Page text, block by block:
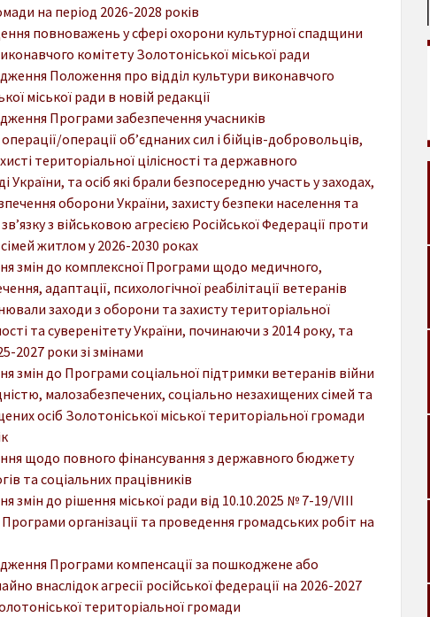
на період 2026-2028 років
повноважень у сфері охорони культурної спадщини
комітету Золотоніської міської ради
Положення про відділ культури виконавчого
міської ради в новій редакції
Програми забезпечення учасників
операції об’єднаних сил і бійців-добровольців,
територіальної цілісності та державного
України, та осіб які брали безпосередню участь у заходах,
оборони України, захисту безпеки населення та
з військовою агресією Російської Федерації проти
сімей житлом у 2026-2030 роках
змін до комплексної Програми щодо медичного,
адаптації, психологічної реабілітації ветеранів
заходи з оборони та захисту територіальної
та суверенітету України, починаючи з 2014 року, та
2027 роки зі змінами
змін до Програми соціальної підтримки ветеранів війни
малозабезпечених, соціально незахищених сімей та
осіб Золотоніської міської територіальної громади
щодо повного фінансування з державного бюджету
та соціальних працівників
змін до рішення міської ради від 10.10.2025 № 7-19/VIII
організації та проведення громадських робіт на
Програми компенсації за пошкоджене або
внаслідок агресії російської федерації на 2026-2027
територіальної громади